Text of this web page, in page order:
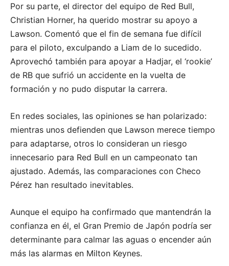
Por su parte, el director del equipo de Red Bull,
Christian Horner, ha querido mostrar su apoyo a
Lawson. Comentó que el fin de semana fue difícil
para el piloto, exculpando a Liam de lo sucedido.
Aprovechó también para apoyar a Hadjar, el ‘rookie’
de RB que sufrió un accidente en la vuelta de
formación y no pudo disputar la carrera.
En redes sociales, las opiniones se han polarizado:
mientras unos defienden que Lawson merece tiempo
para adaptarse, otros lo consideran un riesgo
innecesario para Red Bull en un campeonato tan
ajustado. Además, las comparaciones con Checo
Pérez han resultado inevitables.
Aunque el equipo ha confirmado que mantendrán la
confianza en él, el Gran Premio de Japón podría ser
determinante para calmar las aguas o encender aún
más las alarmas en Milton Keynes.